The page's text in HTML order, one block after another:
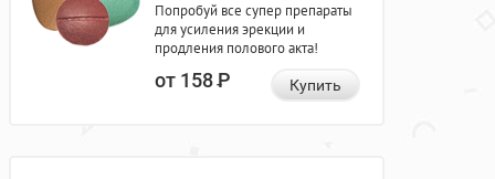
Попробуй все супер препараты
для усиления эрекции и
продления полового акта!
от 158Р Купить